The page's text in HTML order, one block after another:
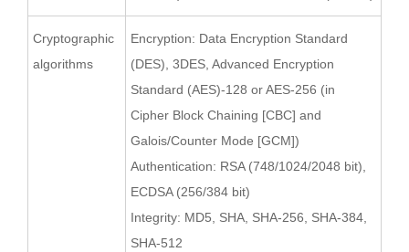
Cryptographic
algorithms
Encryption: Data Encryption Standard
(DES), 3DES, Advanced Encryption
Standard (AES)-128 or AES-256 (in
Cipher Block Chaining [CBC] and
Galois/Counter Mode [GCM])
Authentication: RSA (748/1024/2048 bit),
ECDSA (256/384 bit)
Integrity: MD5, SHA, SHA-256, SHA-384,
SHA-512